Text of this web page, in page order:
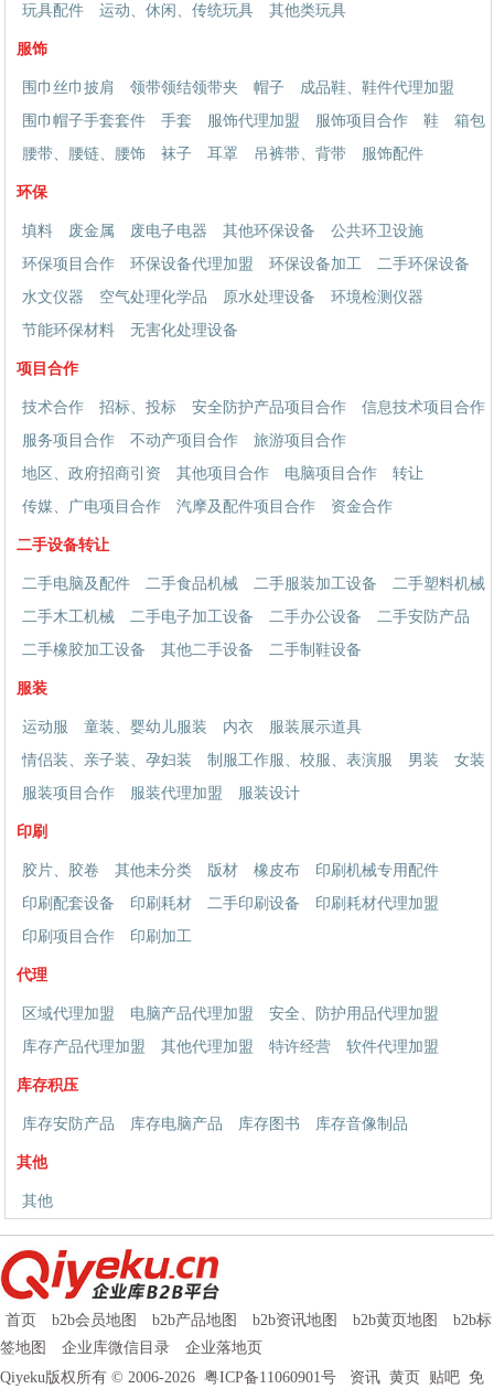
玩具配件
运动、休闲、传统玩具 其他类玩具
服饰
围巾丝巾披肩 领带领结领带夹 帽子
成品鞋、鞋件代理加盟
围巾帽子手套套件
手套 服饰代理加盟 服饰项目合作 鞋
箱包
腰带、腰链、腰饰
袜子 耳罩 吊裤带、背带 服饰配件
环保
填料 废金属 废电子电器 其他环保设备
公共环卫设施
环保项目合作
环保设备代理加盟 环保设备加工
二手环保设备
水文仪器
空气处理化学品 原水处理设备
环境检测仪器
节能环保材料
无害化处理设备
项目合作
技术合作 招标、投标 安全防护产品项目合作
信息技术项目合作
服务项目合作
不动产项目合作
旅游项目合作
地区、政府招商引资
其他项目合作 电脑项目合作
转让
传媒、广电项目合作
汽摩及配件项目合作 资金合作
二手设备转让
二手电脑及配件 二手食品机械 二手服装加工设备
二手塑料机械
二手木工机械
二手电子加工设备 二手办公设备
二手安防产品
二手橡胶加工设备
其他二手设备 二手制鞋设备
服装
运动服 童装、婴幼儿服装 内衣
服装展示道具
情侣装、亲子装、孕妇装
制服工作服、校服、表演服 男装
女装
服装项目合作
服装代理加盟 服装设计
印刷
胶片、胶卷 其他未分类 版材 橡皮布
印刷机械专用配件
印刷配套设备
印刷耗材 二手印刷设备
印刷耗材代理加盟
印刷项目合作
印刷加工
代理
区域代理加盟 电脑产品代理加盟
安全、防护用品代理加盟
库存产品代理加盟
其他代理加盟 特许经营 软件代理加盟
库存积压
库存安防产品 库存电脑产品 库存图书 库存音像制品
其他
其他
首页 b2b会员地图 b2b产品地图 b2b资讯地图 b2b黄页地图
b2b标
签地图
企业库微信目录
企业落地页
Qiyeku版权所有 © 2006-2026 粤ICP备11060901号 资讯 黄页 贴吧 免